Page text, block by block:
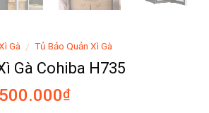
Gà / Tủ Bảo Quản Xì Gà
Gà Cohiba H735
₫